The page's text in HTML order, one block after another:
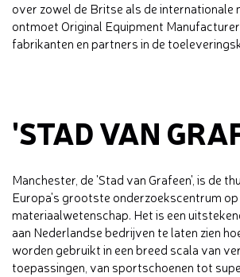
over zowel de Britse als de internationale
ontmoet Original Equipment
fabrikanten en partners in de
'STAD VAN
Manchester, de 'Stad van Grafeen', is de
Europa's grootste onderzoekscentrum op
materiaalwetenschap. Het is een
aan Nederlandse bedrijven te laten zien
worden gebruikt in een breed scala van
toepassingen, van sportschoenen tot